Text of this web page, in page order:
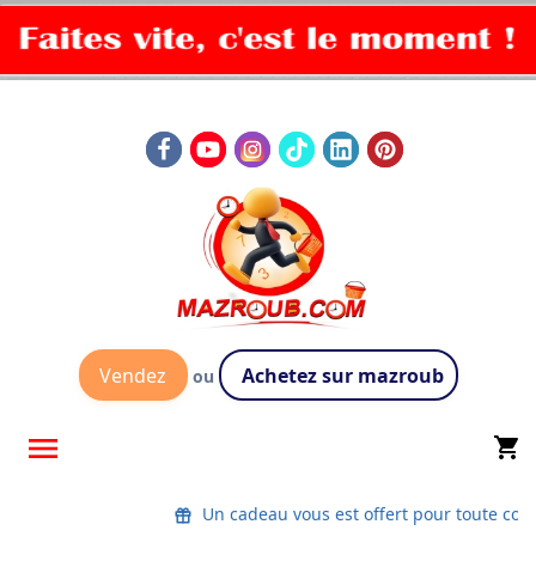
Vendez ou Achetez sur mazroub
 shopping_cart
Un cadeau vous est offert pour toute